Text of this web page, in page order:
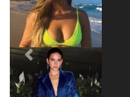
Previous